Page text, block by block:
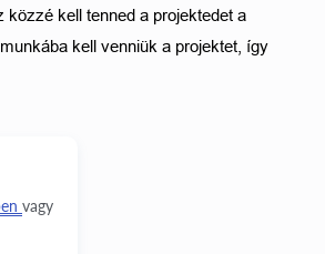
kell tenned a projektedet a
kell venniük a projektet, így
vagy